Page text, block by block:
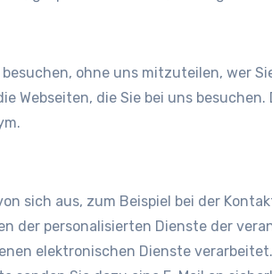
ohne uns mitzuteilen, wer
Webseiten, die Sie bei uns
sich aus, zum Beispiel bei der
der personalisierten Dienste der
elektronischen Dienste